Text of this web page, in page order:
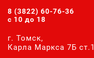
8 (3822) 60-76-36
с 10 до 18
г. Томск,
Карла Маркса 7Б ст.1